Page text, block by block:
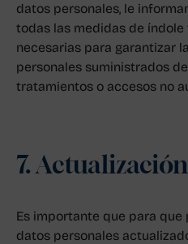
datos personales, le
todas las medidas de
necesarias para garantizar
personales suministrados
tratamientos o accesos no
7.
Es importante que para
datos personales